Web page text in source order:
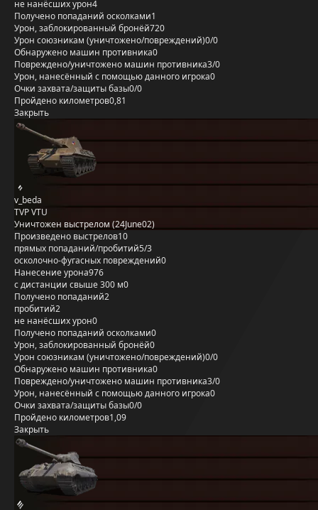
не нанёсших урон4
Получено попаданий осколками1
Урон, заблокированный бронёй720
Урон союзникам (уничтожено/повреждений)0/0
Обнаружено машин противника0
Повреждено/уничтожено машин противника3/0
Урон, нанесённый с помощью данного игрока0
Очки захвата/защиты базы0/0
Пройдено километров0,81
Закрыть
v_beda
TVP VTU
Уничтожен выстрелом (24June02)
Произведено выстрелов10
прямых попаданий/пробитий5/3
осколочно-фугасных повреждений0
Нанесение урона976
с дистанции свыше 300 м0
Получено попаданий2
пробитий2
не нанёсших урон0
Получено попаданий осколками0
Урон, заблокированный бронёй0
Урон союзникам (уничтожено/повреждений)0/0
Обнаружено машин противника0
Повреждено/уничтожено машин противника3/0
Урон, нанесённый с помощью данного игрока0
Очки захвата/защиты базы0/0
Пройдено километров1,09
Закрыть